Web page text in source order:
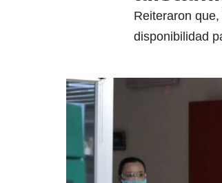
Reiteraron
disponibilidad